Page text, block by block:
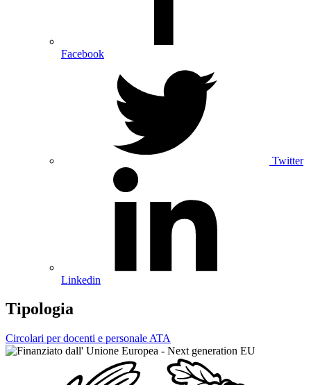
Facebook
Twitter
Linkedin
Tipologia
Circolari per docenti e personale ATA